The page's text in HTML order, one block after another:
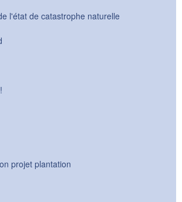
l'état de catastrophe naturelle
projet plantation